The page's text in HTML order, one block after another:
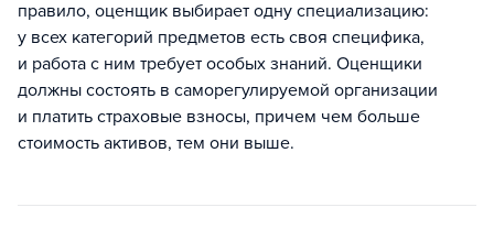
правило, оценщик выбирает одну специализацию:
у всех категорий предметов есть своя специфика,
и работа с ним требует особых знаний. Оценщики
должны состоять в саморегулируемой организации
и платить страховые взносы, причем чем больше
стоимость активов, тем они выше.